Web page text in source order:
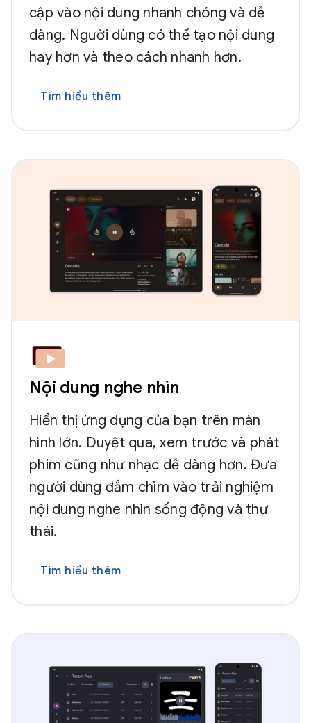
cập vào nội dung nhanh chóng và dễ
dàng. Người dùng có thể tạo nội dung
hay hơn và theo cách nhanh hơn.
Tìm hiểu thêm
Nội dung nghe nhìn
Hiển thị ứng dụng của bạn trên màn
hình lớn. Duyệt qua, xem trước và phát
phim cũng như nhạc dễ dàng hơn. Đưa
người dùng đắm chìm vào trải nghiệm
nội dung nghe nhìn sống động và thư
thái.
Tìm hiểu thêm